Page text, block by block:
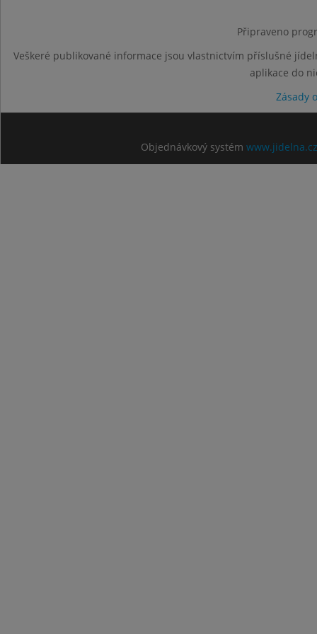
Připraveno
Veškeré publikované informace jsou vlastnictvím příslušné
aplikace do
Zásady
Objednávkový systém www.jidelna.cz